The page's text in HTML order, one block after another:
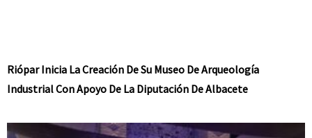
Riópar Inicia La Creación De Su Museo De Arqueología
Industrial Con Apoyo De La Diputación De Albacete